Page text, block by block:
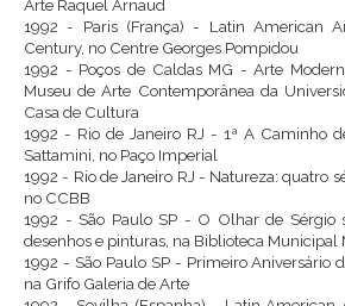
Arte Raquel Arnaud
1992 - Paris (França) - Latin American
Century, no Centre Georges Pompidou
1992 - Poços de Caldas MG - Arte
Museu de Arte Contemporânea da
Casa de Cultura
1992 - Rio de Janeiro RJ - 1ª A Caminho
Sattamini, no Paço Imperial
1992 - Rio de Janeiro RJ - Natureza: quatro
no CCBB
1992 - São Paulo SP - O Olhar de Sérgio
desenhos e pinturas, na Biblioteca Municipal
1992 - São Paulo SP - Primeiro Aniversário
na Grifo Galeria de Arte